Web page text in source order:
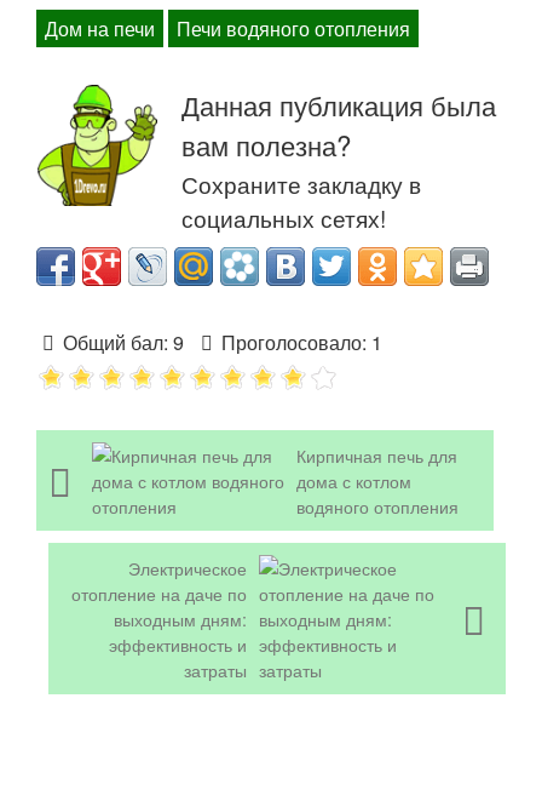
Дом на печи Печи водяного отопления
Данная публикация была
вам полезна?
Сохраните закладку в
социальных сетях!
Общий бал: 9 Проголосовало: 1
Кирпичная печь для
дома с котлом
водяного отопления
Электрическое
отопление на даче по
выходным дням:
эффективность и
затраты